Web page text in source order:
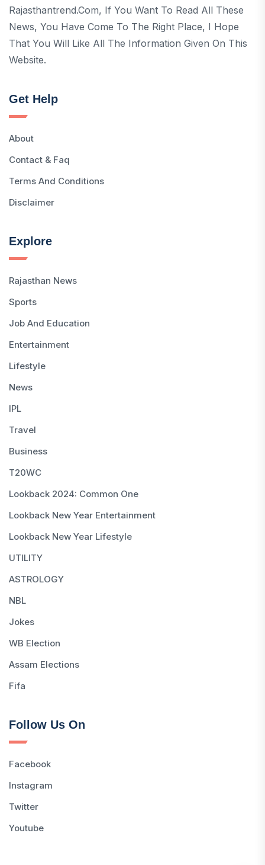
Rajasthantrend.com, If You Want To Read All These
News, You Have Come To The Right Place, I Hope
That You Will Like All The Information Given On This
Website.
Get Help
About
Contact & Faq
Terms And Conditions
Disclaimer
Explore
Rajasthan News
Sports
Job And Education
Entertainment
Lifestyle
News
IPL
Travel
Business
T20WC
Lookback 2024: Common One
Lookback New Year Entertainment
Lookback New Year Lifestyle
UTILITY
ASTROLOGY
NBL
Jokes
WB Election
Assam Elections
Fifa
Follow Us On
Facebook
Instagram
Twitter
Youtube